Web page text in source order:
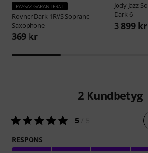
PASSAR GARANTERAT
RovnerDark 1RVS Soprano
Saxophone
369 kr
Jody Jazz
Dark 6
3 899 kr
2 Kundbetyg
5/ 5
RESPONS